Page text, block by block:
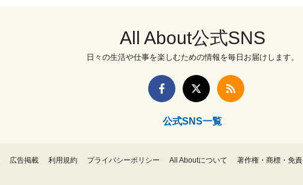
All About公式SNS
日々の生活や仕事を楽しむための情報を毎日お届けします。
公式SNS一覧
広告掲載 利用規約 プライバシーポリシー All Aboutについて 著作権・商標・免責